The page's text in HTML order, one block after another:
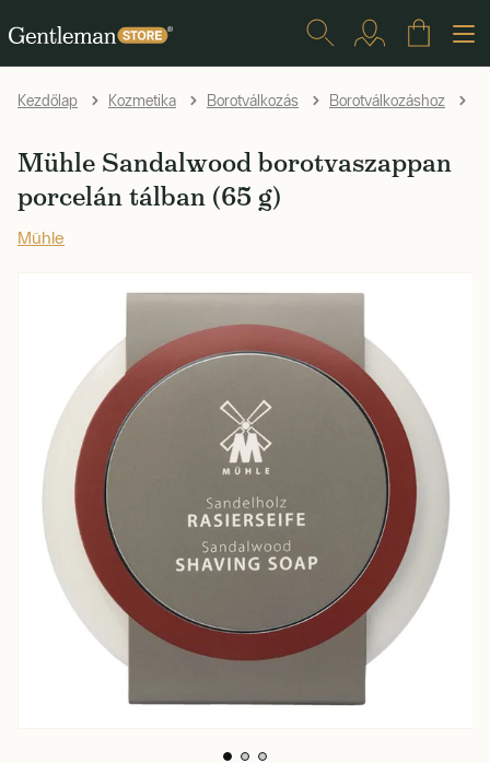
Kezdőlap Kozmetika Borotválkozás Borotválkozáshoz
Mühle Sandalwood borotvaszappan
porcelán tálban (65 g)
Mühle